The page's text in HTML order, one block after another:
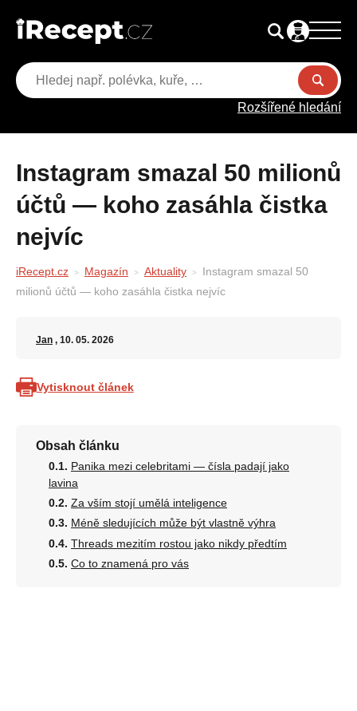
Rozšířené hledání
Instagram smazal 50 milionů
účtů — koho zasáhla čistka
nejvíc
iRecept.cz Magazín Aktuality
Instagram smazal 50
milionů účtů — koho zasáhla čistka nejvíc
Jan , 10. 05. 2026
Vytisknout článek
Obsah článku
Panika mezi celebritami — čísla padají jako
lavina
Za vším stojí umělá inteligence
Méně sledujících může být vlastně výhra
Threads mezitím rostou jako nikdy předtím
Co to znamená pro vás